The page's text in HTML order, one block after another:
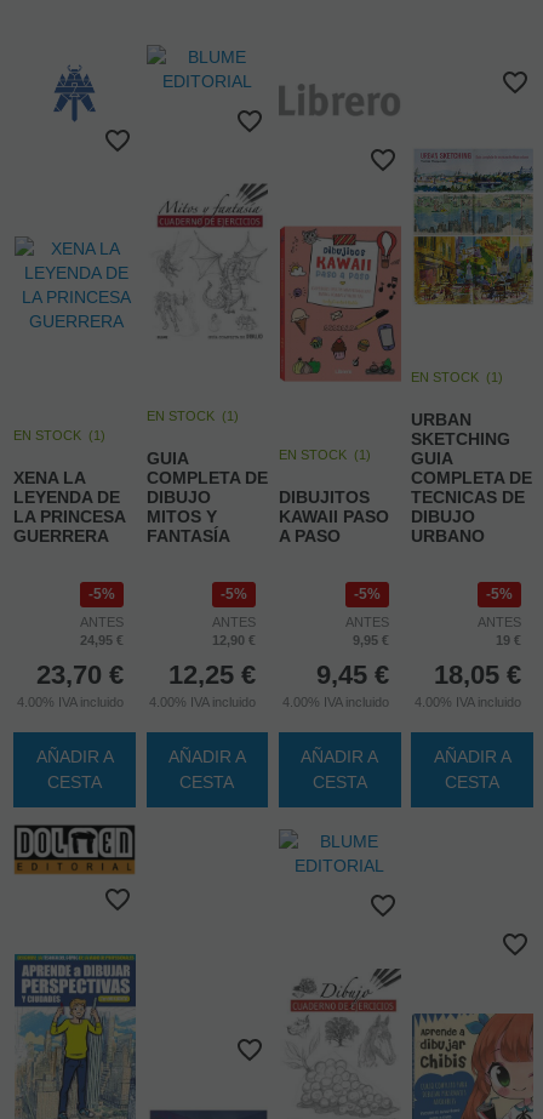
EN STOCK (1)
XENA LA
LEYENDA DE
LA PRINCESA
GUERRERA
5%
ANTES
24,95 €
23,70 €
4.00% IVA incluido
AÑADIR A
CESTA
EN STOCK (1)
GUIA
COMPLETA DE
DIBUJO
MITOS Y
FANTASÍA
5%
ANTES
12,90 €
12,25 €
4.00% IVA incluido
AÑADIR A
CESTA
EN STOCK (1)
DIBUJITOS
KAWAII PASO
A PASO
5%
ANTES
9,95 €
9,45 €
4.00% IVA incluido
AÑADIR A
CESTA
EN STOCK (1)
URBAN
SKETCHING
GUIA
COMPLETA DE
TECNICAS DE
DIBUJO
URBANO
5%
ANTES
19 €
18,05 €
4.00% IVA incluido
AÑADIR A
CESTA